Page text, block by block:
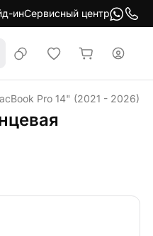
инСервисный центр
Pro 14" (2021 - 2026) (1